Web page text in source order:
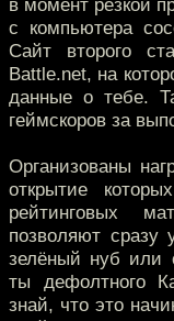
в момент резкой
с компьютера
Сайт второго
Battle.net, на
данные о тебе.
геймскоров за
Организованы
открытие
рейтинговых
позволяют сразу
зелёный нуб или
ты дефолтного
знай, что это